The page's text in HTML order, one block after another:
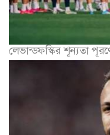
লেভান্ডফস্কির শূন্যতা